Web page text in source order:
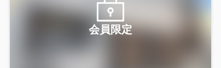
会員限定